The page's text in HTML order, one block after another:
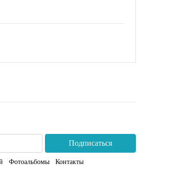
Подписаться
Фотоальбомы Контакты